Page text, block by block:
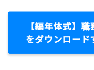
【編年体式】
をダウンロード